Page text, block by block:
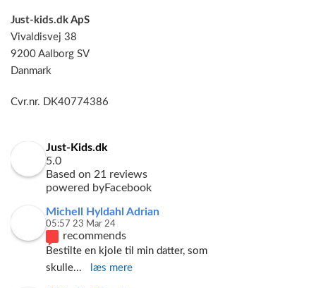
Just-kids.dk ApS
Vivaldisvej 38
9200 Aalborg SV
Danmark
Cvr.nr. DK40774386
Just-Kids.dk
5.0
Based on 21 reviews
powered byFacebook
Michell Hyldahl Adrian
05:57 23 Mar 24
recommends
Bestilte en kjole til min datter, som
skulle... læs mere